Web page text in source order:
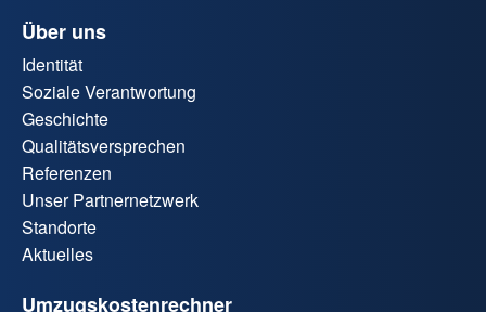
Über uns
Identität
Soziale Verantwortung
Geschichte
Qualitätsversprechen
Referenzen
Unser Partnernetzwerk
Standorte
Aktuelles
Umzugskostenrechner